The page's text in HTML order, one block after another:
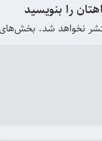
را بنویسید
نخواهد شد. بخش‌های